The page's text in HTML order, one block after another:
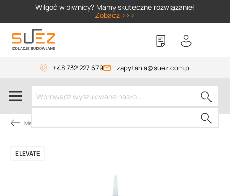
Wilgoć w piwnicy? Mamy skuteczne rozwiązanie!
Zobacz >>>
+48 732 227 679 zapytania@suez.com.pl
Membrany dachowe
ELEVATE